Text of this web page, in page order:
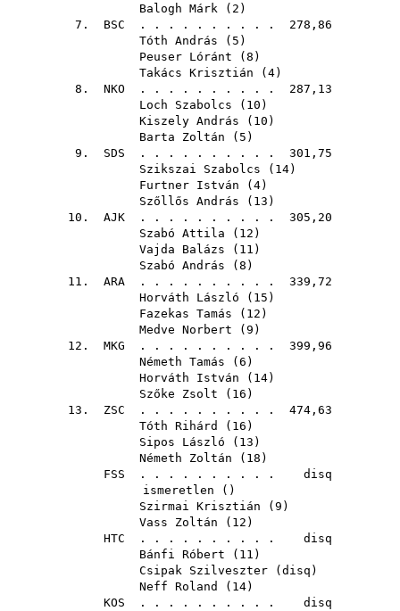
Balogh Márk ( 2 )
7. BSC . . . . . . . . . . 278,86
Tóth András ( 5 )
Peuser Lóránt ( 8 )
Takács Krisztián ( 4)
8. NKO . . . . . . . . . . 287,13
Loch Szabolcs ( 10 )
Kiszely András ( 10 )
Barta Zoltán ( 5 )
9. SDS . . . . . . . . . . 301,75
Szikszai Szabolcs ( 14)
Furtner István ( 4)
Szőllős András ( 13 )
10. AJK . . . . . . . . . . 305,20
Szabó Attila ( 12 )
Vajda Balázs ( 11 )
Szabó András ( 8 )
11. ARA . . . . . . . . . . 339,72
Horváth László ( 15 )
Fazekas Tamás ( 12 )
Medve Norbert ( 9 )
12. MKG . . . . . . . . . . 399,96
Németh Tamás ( 6 )
Horváth István ( 14)
Szőke Zsolt ( 16 )
13. ZSC . . . . . . . . . . 474,63
Tóth Rihárd
( 16 )
Sipos László ( 13 )
Németh Zoltán ( 18 )
FSS . . . . . . . . . . disq
ismeretlen ()
Szirmai Krisztián ( 9 )
Vass Zoltán ( 12 )
HTC . . . . . . . . . . disq
Bánfi Róbert ( 11 )
Csipak Szilveszter ( disq )
Neff Roland
( 14)
KOS . . . . . . . . . . disq